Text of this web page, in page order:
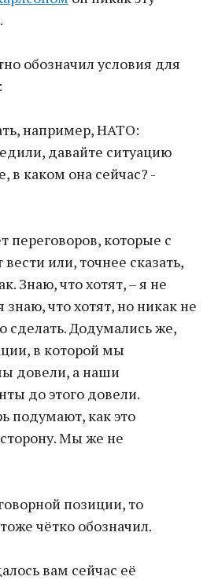
обозначил условия для
например, НАТО:
давайте ситуацию
в каком она сейчас? -
переговоров, которые с
или, точнее сказать,
Знаю, что хотят, – я не
знаю, что хотят, но никак не
сделать. Додумались же,
в которой мы
довели, а наши
до этого довели.
подумают, как это
Мы же не
позиции, то
чётко обозначил.
вам сейчас её